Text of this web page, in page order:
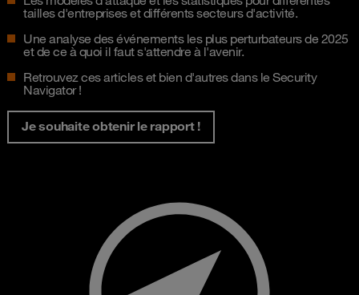
tailles d'entreprises et différents secteurs d'activité.
Une analyse des événements les plus perturbateurs de 2025
et de ce à quoi il faut s'attendre à l'avenir.
Retrouvez ces articles et bien d'autres dans le Security
Navigator !
Je souhaite obtenir le rapport !